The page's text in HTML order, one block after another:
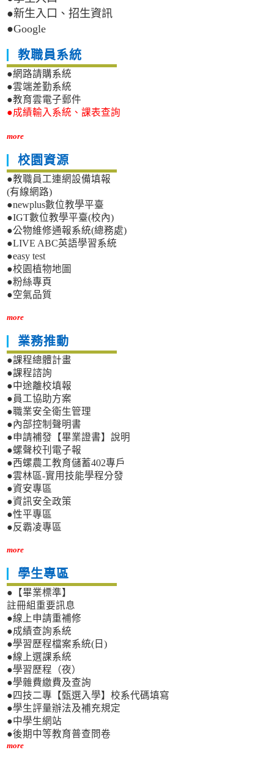
●新生入口、招生資訊
●Google
教職員系統
●網路請購系統
●雲端差勤系統
●教育雲電子郵件
●成績輸入系統、課表查詢
more
校園資源
●教職員工連網設備填報
(有線網路)
●newplus數位教學平臺
●IGT數位教學平臺(校內)
●公物維修通報系統(總務處)
●LIVE ABC英語學習系統
●easy test
●校園植物地圖
●粉絲專頁
●空氣品質
more
業務推動
●課程總體計畫
●課程諮詢
●中途離校填報
●員工協助方案
●職業安全衛生管理
●內部控制聲明書
●申請補發【畢業證書】說明
●螺聲校刊電子報
●西螺農工教育儲蓄402專戶
●雲林區-實用技能學程分發
●資安專區
●資訊安全政策
●性平專區
●反霸凌專區
more
學生專區
●【畢業標準】
註冊組重要訊息
●線上申請重補修
●成績查詢系統
●學習歷程檔案系統(日)
●線上選課系統
●學習歷程（夜）
●學雜費繳費及查詢
●四技二專【甄選入學】校系代碼填寫
●學生評量辦法及補充規定
●中學生網站
●後期中等教育普查問卷
more